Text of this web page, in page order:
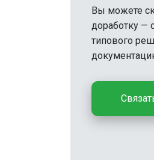
Вы можете
доработку —
типового